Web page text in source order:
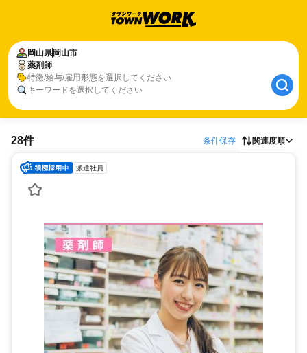
岡山県 岡山市
薬剤師
特徴/給与/雇用形態を選択してください
キーワードを選択してください
28件 条件保存 関連度順
派遣社員